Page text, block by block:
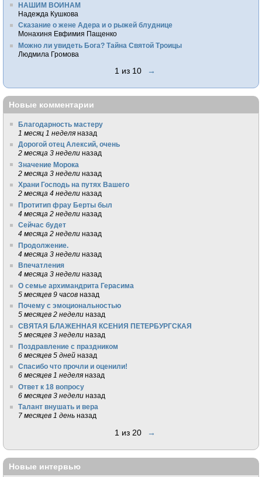
НАШИМ ВОИНАМ
Надежда Кушкова
Сказание о жене Адера и о рыжей блуднице
Монахиня Евфимия Пащенко
Можно ли увидеть Бога? Тайна Святой Троицы
Людмила Громова
1 из 10 →
Новые комментарии
Благодарность мастеру
1 месяц 1 неделя назад
Дорогой отец Алексий, очень
2 месяца 3 недели назад
Значение Морока
2 месяца 3 недели назад
Храни Господь на путях Вашего
2 месяца 4 недели назад
Протитип фрау Берты был
4 месяца 2 недели назад
Сейчас будет
4 месяца 2 недели назад
Продолжение.
4 месяца 3 недели назад
Впечатления
4 месяца 3 недели назад
О семье архимандрита Герасима
5 месяцев 9 часов назад
Почему с эмоциональностью
5 месяцев 2 недели назад
СВЯТАЯ БЛАЖЕННАЯ КСЕНИЯ ПЕТЕРБУРГСКАЯ
5 месяцев 3 недели назад
Поздравление с праздником
6 месяцев 5 дней назад
Спасибо что прочли и оценили!
6 месяцев 1 неделя назад
Ответ к 18 вопросу
6 месяцев 3 недели назад
Талант внушать и вера
7 месяцев 1 день назад
1 из 20 →
Новые интервью